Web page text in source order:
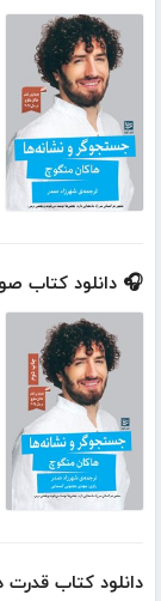
🎧 دانلود کتاب
دانلود کتاب قدرت